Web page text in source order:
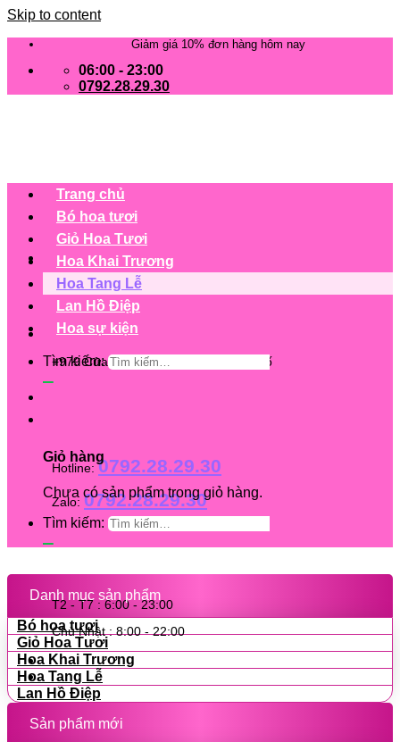
Skip to content
Giảm giá 10% đơn hàng hôm nay
06:00 - 23:00
0792.28.29.30
+979 Cửa hàng trên 63 tỉnh/ thành phố
Hotline:0792.28.29.30
Zalo: 0792.28.29.30
T2 - T7 : 6:00 - 23:00
Chủ Nhật : 8:00 - 22:00
Trang chủ
Bó hoa tươi
Giỏ Hoa Tươi
Hoa Khai Trương
Hoa Tang Lễ
Lan Hồ Điệp
Hoa sự kiện
Tìm kiếm:
Giỏ hàng
Chưa có sản phẩm trong giỏ hàng.
Tìm kiếm:
Danh mục sản phẩm
Bó hoa tươi
Giỏ Hoa Tươi
Hoa Khai Trương
Hoa Tang Lễ
Lan Hồ Điệp
Sản phẩm mới